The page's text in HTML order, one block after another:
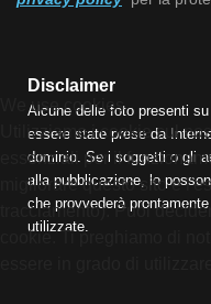
Disclaimer
Alcune delle foto presenti
essere state prese da
dominio. Se i soggetti o gli
alla pubblicazione, lo
che provvederà
utilizzate.
We use cookies
Utilizziamo i cookie sul
essenziali per il
migliorare questo sito e
tracciamento). Puoi
cookie. Ti preghiamo di